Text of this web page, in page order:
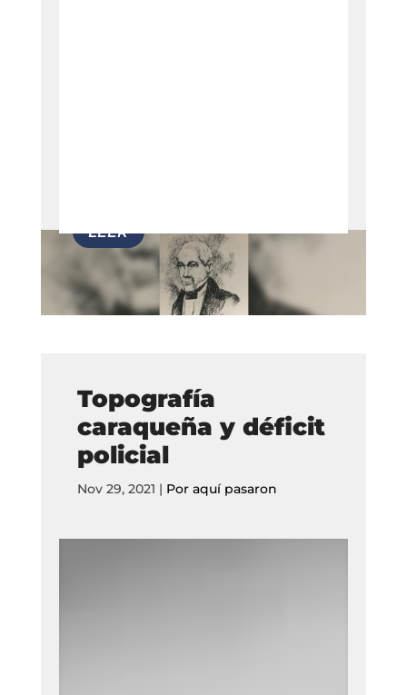
Topografía
caraqueña y déficit
policial
Nov 29, 2021 | Por aquí pasaron